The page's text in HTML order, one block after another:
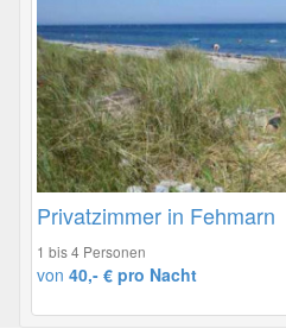
Privatzimmer in Fehmarn
1 bis 4 Personen
von 40,- € pro Nacht